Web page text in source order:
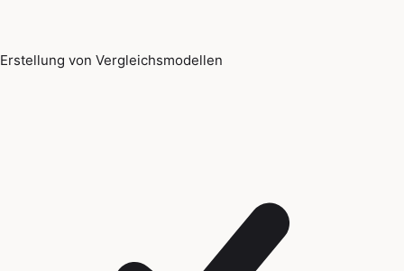
Erstellung von Vergleichsmodellen